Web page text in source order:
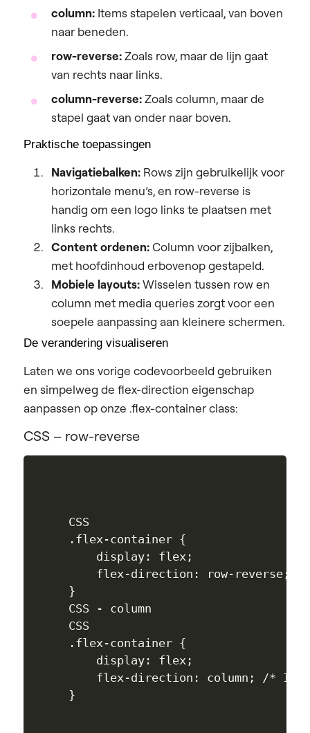
column: Items stapelen verticaal, van boven
naar beneden.
row-reverse:Zoals row, maar de lijn gaat
van rechts naar links.
column-reverse:Zoals column, maar de
stapel gaat van onder naar boven.
Praktische toepassingen
Navigatiebalken: Rows zijn gebruikelijk voor
horizontale menu’s, en row-reverse is
handig om een logo links te plaatsen met
links rechts.
Content ordenen:Column voor zijbalken,
met hoofdinhoud erbovenop gestapeld.
Mobiele layouts:Wisselen tussen row en
column met media queries zorgt voor een
soepele aanpassing aan kleinere schermen.
De verandering visualiseren
Laten we ons vorige codevoorbeeld gebruiken
en simpelweg de flex-direction eigenschap
aanpassen op onze .flex-container class:
CSS – row-reverse
CSS
.flex-container {
    display: flex;
flex-direction: row-reverse;
}
CSS - column
CSS
.flex-container {
    display: flex;
flex-direction: column; /*